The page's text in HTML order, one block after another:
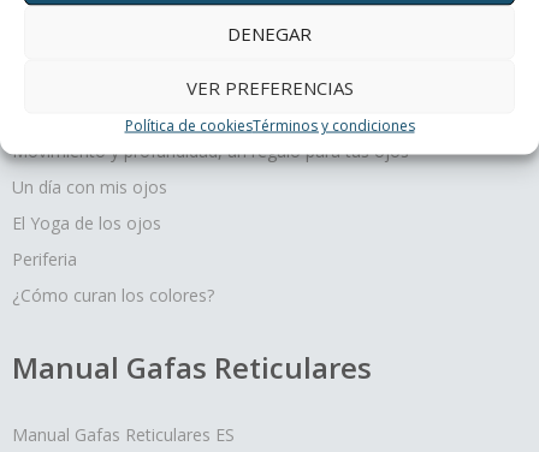
DENEGAR
VER PREFERENCIAS
Política de cookiesTérminos y condiciones
Terapias oculares
Movimiento y profundidad, un regalo para tus ojos
Un día con mis ojos
El Yoga de los ojos
Periferia
¿Cómo curan los colores?
Manual Gafas Reticulares
Manual Gafas Reticulares ES